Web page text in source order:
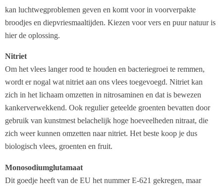
kan luchtwegproblemen geven en komt voor in voorverpakte
broodjes en diepvriesmaaltijden. Kiezen voor vers en puur natuur is
hier de oplossing.
Nitriet
Om het vlees langer rood te houden en bacteriegroei te remmen,
wordt er nogal wat nitriet aan ons vlees toegevoegd. Nitriet kan
zich in het lichaam omzetten in nitrosaminen en dat is bewezen
kankerverwekkend. Ook regulier geteelde groenten bevatten door
gebruik van kunstmest belachelijk hoge hoeveelheden nitraat, die
zich weer kunnen omzetten naar nitriet. Het beste koop je dus
biologisch vlees, groenten en fruit.
Monosodiumglutamaat
Dit goedje heeft van de EU het nummer E-621 gekregen, maar